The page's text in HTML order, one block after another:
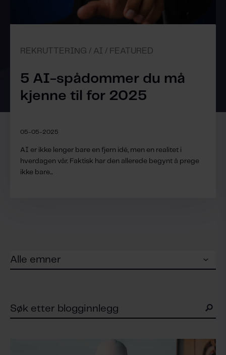
REKRUTTERING / AI / FEATURED
5 AI-spådommer du må
kjenne til for 2025
05-05-2025
AI er ikke lenger bare en fjern idé, men en realitet i
hverdagen vår. Faktisk har den allerede begynt å prege
ikke bare...